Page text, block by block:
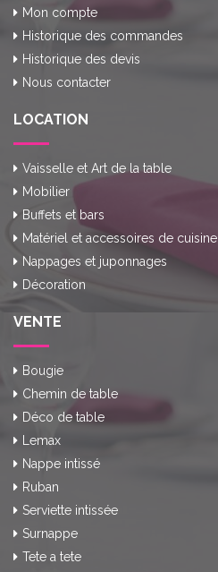
Mon compte
Historique des commandes
Historique des devis
Nous contacter
LOCATION
Vaisselle et Art de la table
Mobilier
Buffets et bars
Matériel et accessoires de cuisine
Nappages et juponnages
Décoration
VENTE
Bougie
Chemin de table
Déco de table
Lemax
Nappe intissé
Ruban
Serviette intissée
Surnappe
Tete a tete